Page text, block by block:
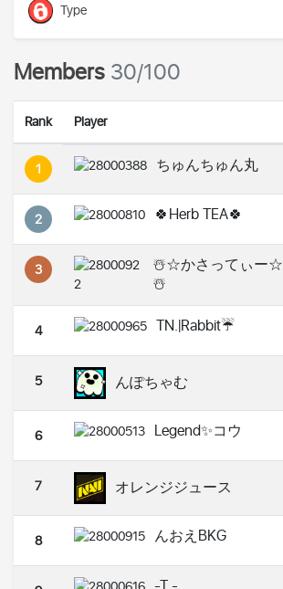
Type
Members30/100
Rank Player
1 ちゅんちゅん丸
2 🍀Herb TEA🍀
3
☃️☆かさってぃー☆
☃️
4 TN.|Rabbit☔️
5 んぽちゃむ
6 Legend✨コウ
7 オレンジジュース
8 んおえBKG